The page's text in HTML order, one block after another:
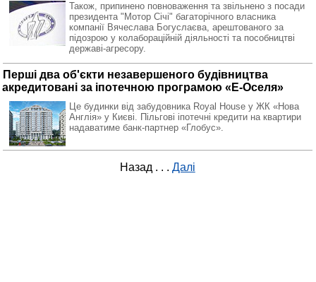
Також, припинено повноваження та звільнено з посади
президента "Мотор Січі" багаторічного власника
компанії Вячеслава Богуслаєва, арештованого за
підозрою у колабораційній діяльності та пособництві
державі-агресору.
Перші два об'єкти незавершеного будівництва
акредитовані за іпотечною програмою «Е-Оселя»
Це будинки від забудовника Royal House у ЖК «Нова
Англія» у Києві. Пільгові іпотечні кредити на квартири
надаватиме банк-партнер «Глобус».
Назад . . . Далі